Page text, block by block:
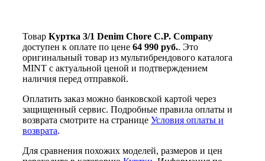
Товар Куртка 3/1 Denim Chore C.P. Company
доступен к оплате по цене 64 990 руб.. Это
оригинальный товар из мультибрендового каталога
MINT с актуальной ценой и подтверждением
наличия перед отправкой.
Оплатить заказ можно банковской картой через
защищенный сервис. Подробные правила оплаты и
возврата смотрите на странице Условия оплаты и
возврата.
Для сравнения похожих моделей, размеров и цен